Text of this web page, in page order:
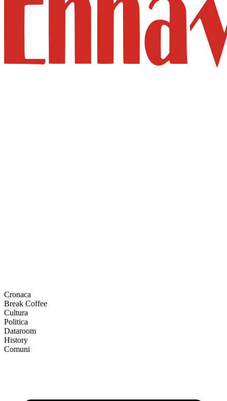
Cronaca
Break Coffee
Cultura
Politica
Dataroom
History
Comuni